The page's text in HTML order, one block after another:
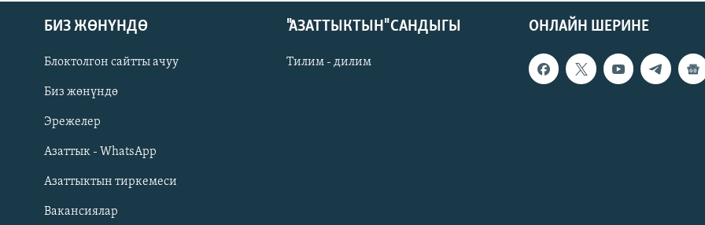
Русский
ОНЛАЙН ШЕРИНЕ
ОНЛАЙН ШЕРИНЕ
БИЗ ЖӨНҮНДӨ
Блоктолгон сайтты ачуу
Биз жөнүндө
Эрежелер
Азаттык - WhatsApp
Азаттыктын тиркемеси
Вакансиялар
"АЗАТТЫКТЫН" САНДЫГЫ
Тилим - дилим